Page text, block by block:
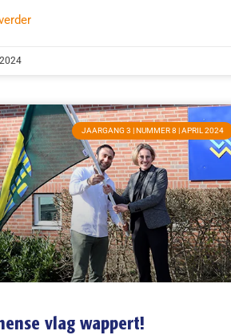
JAARGANG 3 | NUMMER 8 | APRIL 2024
vlag wappert!